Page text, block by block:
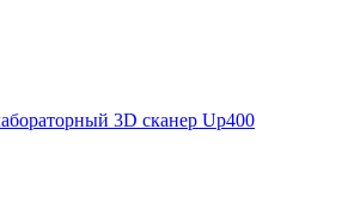
3D сканер Up400